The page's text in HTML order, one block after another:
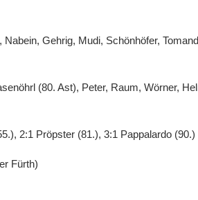
Nabein, Gehrig, Mudi, Schönhöfer,
(80. Ast), Peter, Raum, Wörner,
2:1 Pröpster (81.), 3:1 Pappalardo (90.)
Fürth)